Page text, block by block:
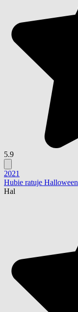
5.9
2021
Hubie ratuje Halloween
Hal